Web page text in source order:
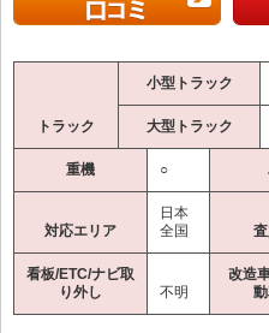
トラック
小型トラック
大型トラック
重機 ○
対応エリア
日本
全国
看板/ETC/ナビ取
り外し
不明
改造